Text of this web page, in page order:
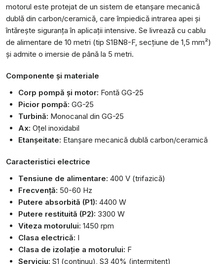
motorul este protejat de un sistem de etanșare mecanică
dublă din carbon/ceramică, care împiedică intrarea apei și
întărește siguranța în aplicații intensive. Se livrează cu cablu
de alimentare de 10 metri (tip S1BN8-F, secțiune de 1,5 mm²)
și admite o imersie de până la 5 metri.
Componente și materiale
Corp pompă și motor: Fontă GG-25
Picior pompă: GG-25
Turbină: Monocanal din GG-25
Ax: Oțel inoxidabil
Etanșeitate: Etanșare mecanică dublă carbon/ceramică
Caracteristici electrice
Tensiune de alimentare: 400 V (trifazică)
Frecvență: 50-60 Hz
Putere absorbită (P1): 4400 W
Putere restituită (P2): 3300 W
Viteza motorului: 1450 rpm
Clasa electrică: I
Clasa de izolație a motorului: F
Serviciu: S1 (continuu), S3 40% (intermitent)